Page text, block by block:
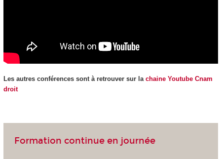
Les autres conférences sont à retrouver sur la chaine Youtube Cnam
droit
Formation continue en journée